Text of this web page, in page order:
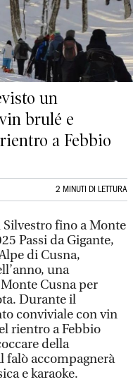
un
brulé e
a Febbio
2 MINUTI DI LETTURA
Silvestro fino a Monte
Passi da Gigante,
di Cusna,
una
Cusna per
Durante il
conviviale con vin
rientro a Febbio
della
accompagnerà
e karaoke.